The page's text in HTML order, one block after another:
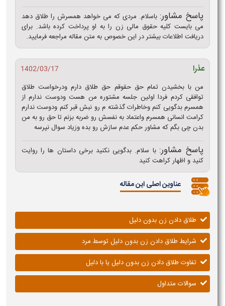
پاسخ مشاور: باسلام. مردی که می خواهد همسرش را طلاق دهد
می بایست کلیه حقوق مالی زن را به او پرداخت کرده باشد. برای
دریافت اطلاعات بیشتر در این خصوص به متن مقاله مراجعه فرمایید.
عذرا
1402/03/17
من با بخشیدن تمام حق حقوقم حق طلاق دارم ودرخواست طلاق
توافقی کردم فردا اولین جلسه مشتوره من هست ودوست ندارم از
همسرم بدگویی کنم وخاطرات گذشته م رو نبش قبر کنم ودوست ندارم
کرامت انسانی همسرم واعتماد به نفسش رو ضربه بزنم تا حق رو به من
بدن چی بگم که مشاور حکم عدم سازش رو بده وزیاد سوال نپرسه
پاسخ مشاور: با سلام. بدگویی نکنید برخی داستان ها را روایت
کنید و اظهار کراهت کنید
عناوین اصلی این مقاله
طلاق دادن زن بدون دلیل
شرایط طلاق دادن زن بدون دلیل توسط مرد
تفاوت طلاق دادن زن بدون دلیل یا با دلیل
سوالات متداول